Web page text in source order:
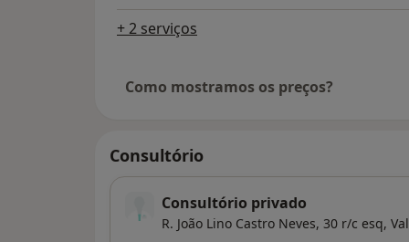
+ 2 serviços
Como mostramos os preços?
Consultório
Consultório privado
R. João Lino Castro Neves, 30 r/c esq,